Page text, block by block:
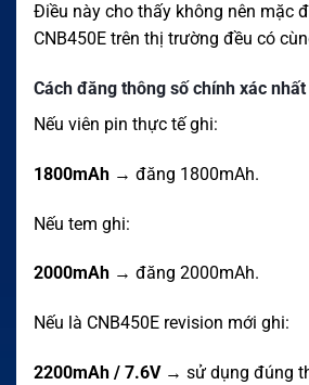
Điều này cho thấy không nên mặc
CNB450E trên thị trường đều có
Cách đăng thông số chính xác nhất
Nếu viên pin thực tế ghi:
1800mAh → đăng 1800mAh.
Nếu tem ghi:
2000mAh → đăng 2000mAh.
Nếu là CNB450E revision mới ghi:
2200mAh / 7.6V→ sử dụng đúng